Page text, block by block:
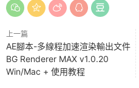
上一篇
AE腳本-多線程加速渲染輸出文件
BG Renderer MAX v1.0.20
Win/Mac + 使用教程